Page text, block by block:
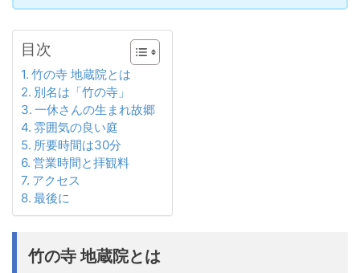
目次
竹の寺 地蔵院とは
別名は「竹の寺」
一休さんの生まれ故郷
雰囲気の良い庭
所要時間は30分
営業時間と拝観料
アクセス
最後に
竹の寺 地蔵院とは